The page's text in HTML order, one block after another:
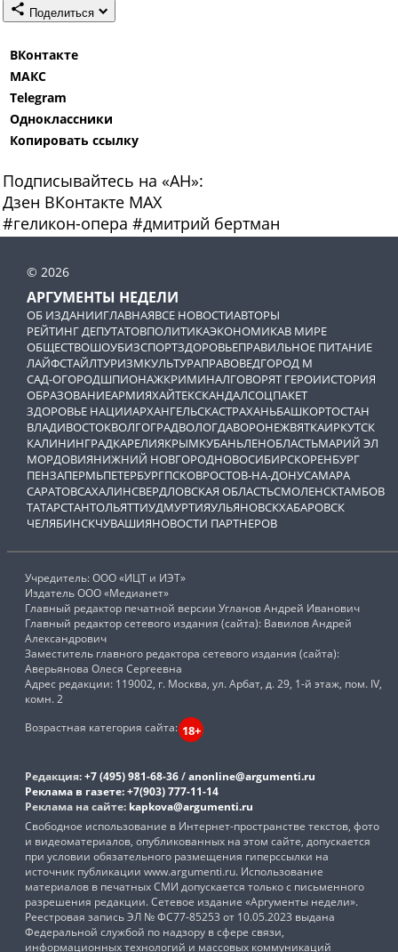
Поделиться
ВКонтакте
МАКС
Telegram
Одноклассники
Копировать ссылку
Подписывайтесь на «АН»:
Дзен ВКонтакте МАХ
#геликон-опера #дмитрий бертман
© 2026
АРГУМЕНТЫ НЕДЕЛИ
ОБ ИЗДАНИИГЛАВНАЯВСЕ НОВОСТИАВТОРЫ
РЕЙТИНГ ДЕПУТАТОВПОЛИТИКАЭКОНОМИКАВ МИРЕ
ОБЩЕСТВОШОУБИЗСПОРТЗДОРОВЬЕПРАВИЛЬНОЕ ПИТАНИЕ
ЛАЙФСТАЙЛТУРИЗМКУЛЬТУРАПРАВОВЕДГОРОД М
САД-ОГОРОДШПИОНАЖКРИМИНАЛГОВОРЯТ ГЕРОИИСТОРИЯ
ОБРАЗОВАНИЕАРМИЯХАЙТЕКСКАНДАЛСОЦПАКЕТ
ЗДОРОВЬЕ НАЦИИАРХАНГЕЛЬСКАСТРАХАНЬБАШКОРТОСТАН
ВЛАДИВОСТОКВОЛГОГРАДВОЛОГДАВОРОНЕЖВЯТКАИРКУТСК
КАЛИНИНГРАДКАРЕЛИЯКРЫМКУБАНЬЛЕНОБЛАСТЬМАРИЙ ЭЛ
МОРДОВИЯНИЖНИЙ НОВГОРОДНОВОСИБИРСКОРЕНБУРГ
ПЕНЗАПЕРМЬПЕТЕРБУРГПСКОВРОСТОВ-НА-ДОНУСАМАРА
САРАТОВСАХАЛИНСВЕРДЛОВСКАЯ ОБЛАСТЬСМОЛЕНСКТАМБОВ
ТАТАРСТАНТОЛЬЯТТИУДМУРТИЯУЛЬЯНОВСКХАБАРОВСК
ЧЕЛЯБИНСКЧУВАШИЯНОВОСТИ ПАРТНЕРОВ
Учредитель: ООО «ИЦТ и ИЭТ»
Издатель ООО «Медианет»
Главный редактор печатной версии Угланов Андрей Иванович
Главный редактор сетевого издания (сайта): Вавилов Андрей
Александрович
Заместитель главного редактора сетевого издания (сайта):
Аверьянова Олеся Сергеевна
Адрес редакции: 119002, г. Москва, ул. Арбат, д. 29, 1-й этаж, пом. IV,
комн. 2
Возрастная категория сайта: 18+
Редакция:+7 (495) 981-68-36/anonline@argumenti.ru
Реклама в газете:+7(903) 777-11-14
Реклама на сайте: kapkova@argumenti.ru
Свободное использование в Интернет-пространстве текстов, фото
и видеоматериалов, опубликованных на этом сайте, допускается
при условии обязательного размещения гиперссылки на
источник публикации www.argumenti.ru. Использование
материалов в печатных СМИ допускается только с письменного
разрешения редакции. Сетевое издание «Аргументы недели».
Реестровая запись ЭЛ № ФС77-85253 от 10.05.2023 выдана
Федеральной службой по надзору в сфере связи,
информационных технологий и массовых коммуникаций